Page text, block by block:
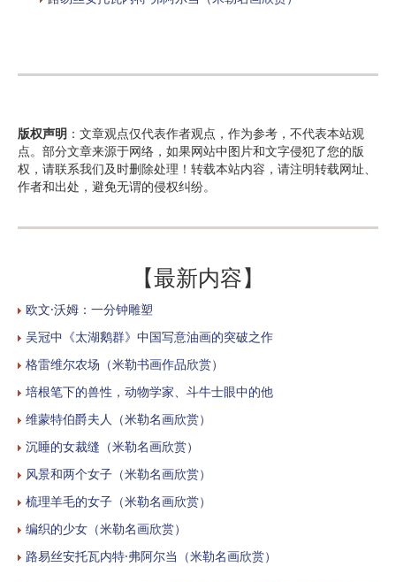
版权声明 ：文章观点仅代表作者观点，作为参考，不代表本站观
点。部分文章来源于网络，如果网站中图片和文字侵犯了您的版
权，请联系我们及时删除处理！转载本站内容，请注明转载网址、
作者和出处，避免无谓的侵权纠纷。
【最新内容】
欧文·沃姆：一分钟雕塑
吴冠中《太湖鹅群》中国写意油画的突破之作
格雷维尔农场（米勒书画作品欣赏）
培根笔下的兽性，动物学家、斗牛士眼中的他
维蒙特伯爵夫人（米勒名画欣赏）
沉睡的女裁缝（米勒名画欣赏）
风景和两个女子（米勒名画欣赏）
梳理羊毛的女子（米勒名画欣赏）
编织的少女（米勒名画欣赏）
路易丝安托瓦内特·弗阿尔当（米勒名画欣赏）